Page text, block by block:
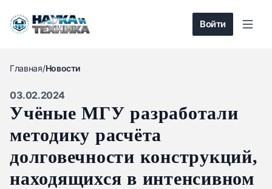
Войти
Главная/Новости
03.02.2024
Учёные МГУ разработали
методику расчёта
долговечности конструкций,
находящихся в интенсивном